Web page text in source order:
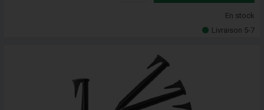
En stock
Livraison 5-7